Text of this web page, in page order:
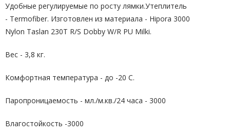
Удобные регулируемые по росту лямки.Утеплитель
- Termofiber. Изготовлен из материала - Hipora 3000
Nylon Taslan 230T R/S Dobby W/R PU Milki.
Вес - 3,8 кг.
Комфортная температура - до -20 С.
Паропроницаемость - мл./м.кв./24 часа - 3000
Влагостойкость -3000